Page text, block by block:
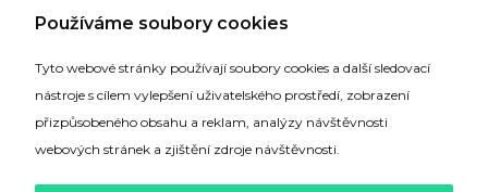
Používáme soubory cookies
Tyto webové stránky používají soubory cookies a další sledovací
nástroje s cílem vylepšení uživatelského prostředí, zobrazení
přizpůsobeného obsahu a reklam, analýzy návštěvnosti
webových stránek a zjištění zdroje návštěvnosti.
Co je to svobodná
Partneři webu
DIČ CZ8752094230